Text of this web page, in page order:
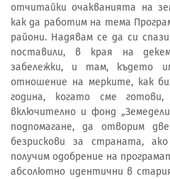
отчитайки очакванията на
как да работим на тема
райони. Надявам се да си
поставили, в края на
забележки, и там, където
отношение на мерките, как
година, когато сме
включително и фонд
подпомагане, да отворим
безрискови за страната,
получим одобрение на
абсолютно идентични в